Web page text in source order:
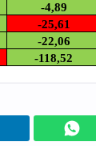
-4,89
-25,61
-22,06
-118,52